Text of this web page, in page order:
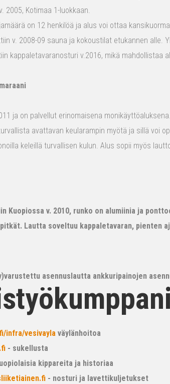
2005, Kotimaa 1-luokkaan.
on 12 henkilöä ja alus voi ottaa
v. 2008-09 sauna ja kokoustilat etukannen alle.
kappaletavaranosturi v.2016, mikä mahdollistaa
ja on palvellut erinomaisena
avattavan keularampin myötä ja sillä voi
keleillä turvallisen kulun. Alus sopii myös
Kuopiossa v. 2010, runko on alumiinia ja
Lautta soveltuu kappaletavaran, pienten
asennuslautta ankkuripainojen
infra/vesivayla väylänhoitoa
- sukellusta
kippareita ja historiaa
- nosturi ja lavettikuljetukset